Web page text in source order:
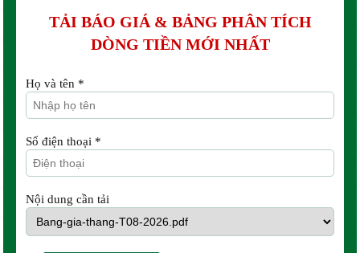
TẢI BÁO GIÁ & BẢNG PHÂN TÍCH
DÒNG TIỀN MỚI NHẤT
Họ và tên *
Số điện thoại *
Nội dung cần tải